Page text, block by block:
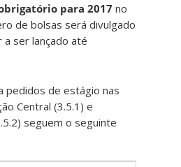
para 2017 no
de bolsas será divulgado
a ser lançado até
pedidos de estágio nas
Central (3.5.1) e
seguem o seguinte